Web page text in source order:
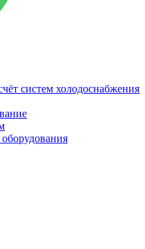
систем холодоснабжения